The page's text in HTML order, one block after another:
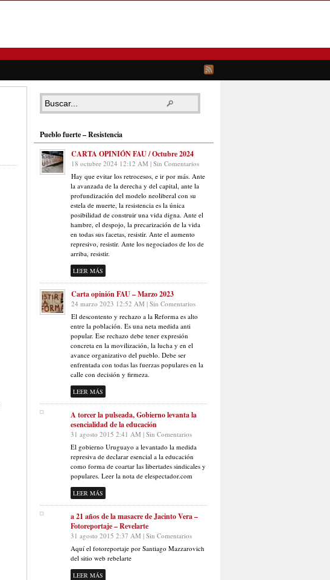
Pueblo fuerte – Resistencia
CARTA OPINIÓN FAU / Octubre 2024
18 octubre 2024 12:12 AM | Sin Comentarios
Hay que evitar los retrocesos, e ir por más. Ante
la avanzada de la derecha y del capital, ante la
profundización del modelo neoliberal con su
estela de muerte, la resistencia es la única
posibilidad de construir una vida digna. Ante el
hambre, el despojo, la precarización de la vida
en todas sus facetas, resistir. Ante el aumento
represivo, resistir. Ante los negociados de los de
arriba, resistir.
LEER MÁS
Carta opinión FAU – Marzo 2023
24 marzo 2023 12:52 AM | Sin Comentarios
El descontento y rechazo a la Reforma es alto
entre la población. Es una neta medida anti
popular. Ese rechazo debe tener expresión
concreta en la movilización, la lucha y en el
avance organizativo del pueblo. Debe ser
enfrentada con todas las fuerzas populares en la
calle con decisión y firmeza.
LEER MÁS
A torcer la pulseada, Gobierno levanta la
esencialidad de la educación
31 agosto 2015 2:41 AM | Sin Comentarios
El gobierno Uruguayo a levantado la medida
represiva de declarar esencial a la educación
como forma de coartar las libertades sindicales y
populares. Leer la nota de elespectador.com
LEER MÁS
a 21 años de la masacre de Jacinto Vera –
Fotoreportaje – Revelarte
31 agosto 2015 2:37 AM | Sin Comentarios
Aquí el fotoreportaje por Santiago Mazzarovich
del sitio web rebelarte
LEER MÁS